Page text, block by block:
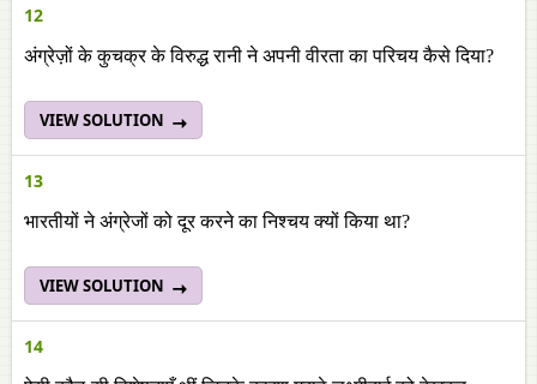
12
अंग्रेज़ों के कुचक्र के विरुद्ध रानी ने अपनी वीरता का परिचय कैसे दिया?
VIEW SOLUTION
13
भारतीयों ने अंग्रेजों को दूर करने का निश्चय क्यों किया था?
VIEW SOLUTION
14